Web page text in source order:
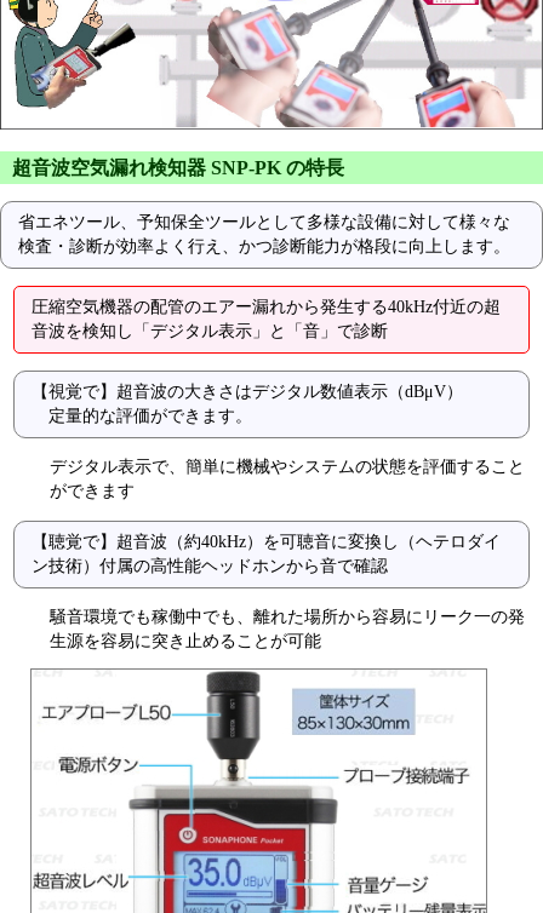
超音波空気漏れ検知器 SNP-PK の特長
省エネツール、予知保全ツールとして多様な設備に対して様々な
検査・診断が効率よく行え、かつ診断能力が格段に向上します。
圧縮空気機器の配管のエアー漏れから発生する40kHz付近の超
音波を検知し「デジタル表示」と「音」で診断
【視覚で】超音波の大きさはデジタル数値表示（dBμV）
定量的な評価ができます。
デジタル表示で、簡単に機械やシステムの状態を評価すること
ができます
【聴覚で】超音波（約40kHz）を可聴音に変換し（ヘテロダイ
ン技術）付属の高性能ヘッドホンから音で確認
騒音環境でも稼働中でも、離れた場所から容易にリーク一の発
生源を容易に突き止めることが可能